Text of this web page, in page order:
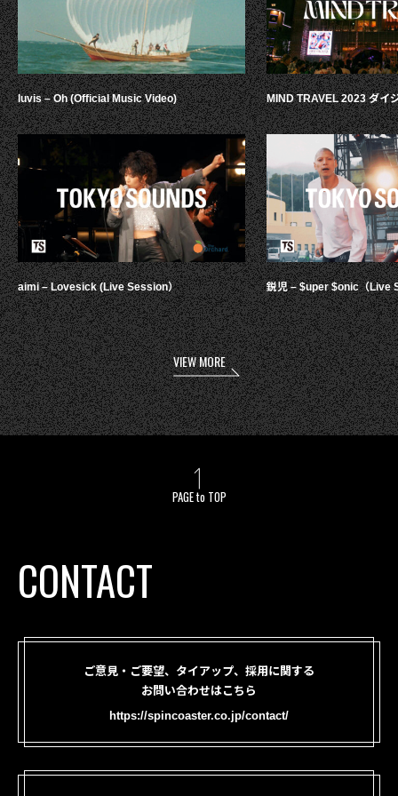
luvis – Oh (Official Music Video)
aimi – Lovesick (Live Session）
MIND TRAVEL 2023 ダイ
鋭児 – $uper $onic（Live
VIEW MORE
PAGE to TOP
CONTACT
ご意見・ご要望、タイアップ、採用に関する
お問い合わせはこちら
https://spincoaster.co.jp/contact/